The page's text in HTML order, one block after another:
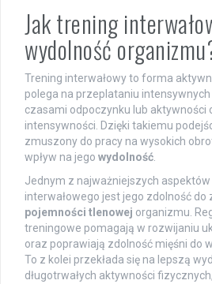
Jak trening
wydolność
Trening interwałowy to forma
polega na przeplataniu intensywnych
czasami odpoczynku lub aktywności
intensywności. Dzięki takiemu
zmuszony do pracy na wysokich
wpływ na jego wydolność
Jednym z najważniejszych
interwałowego jest jego zdolność do
pojemności tlenowej organizmu.
treningowe pomagają w rozwijaniu
oraz poprawiają zdolność mięśni do
To z kolei przekłada się na lepszą
długotrwałych aktywności